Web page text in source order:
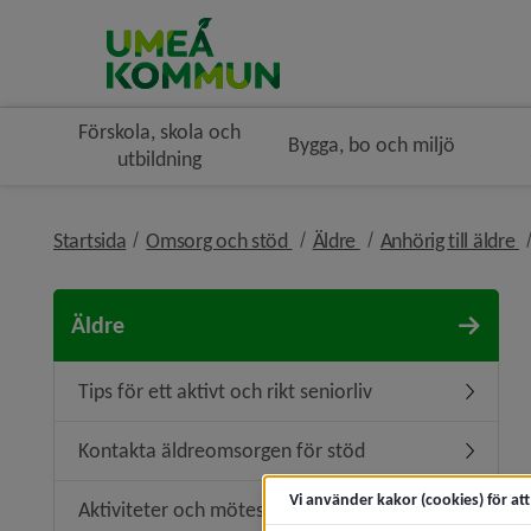
Förskola, skola och
utbildning
Bygga, bo och miljö
Startsida Omsorg och stöd nivå i brödsmulenavigeringen
Äldre nivå i
Anhörig till äldre
Äldre
Tips för ett aktivt och rikt seniorliv
Kontakta äldreomsorgen för stöd
Aktiviteter och mötesplatser för äldre
Vi använder kakor (cookies) för